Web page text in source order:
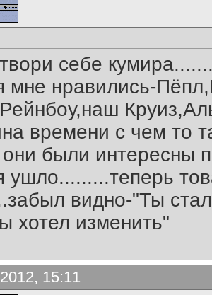
себе
мне нравились-
времени с чем то
они были интересны
ушло.........теперь
видно-"Ты
хотел изменить"
15:11